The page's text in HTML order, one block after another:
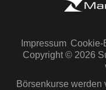
Impressum Cookie-
Copyright © 2026
Börsenkurse werden